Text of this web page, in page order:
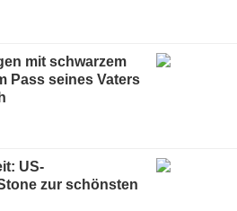
mit schwarzem
Pass seines Vaters
US-
zur schönsten